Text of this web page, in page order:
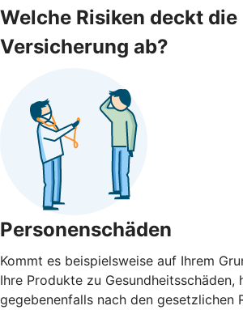
Welche Risiken deckt die
Versicherung ab?
Personenschäden
Kommt es beispielsweise auf Ihrem
Ihre Produkte zu Gesundheitsschäden,
gegebenenfalls nach den gesetzlichen